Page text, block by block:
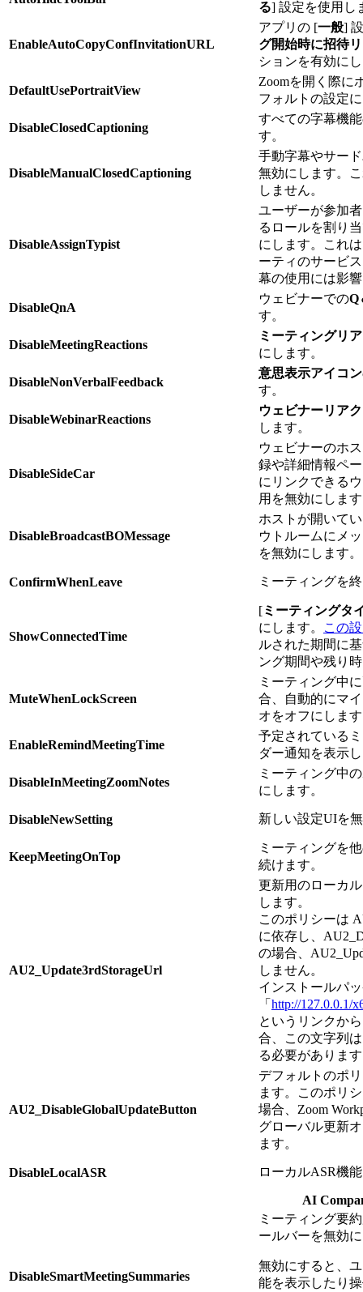
る] 設定を使用し
EnableAutoCopyConfInvitationURL
アプリの [一般]
グ開始時に招待
ションを有効に
DefaultUsePortraitView
Zoomを開く際に
フォルトの設定
DisableClosedCaptioning
すべての字幕機
す。
DisableManualClosedCaptioning
手動字幕やサー
無効にします。
しません。
DisableAssignTypist
ユーザーが参加
るロールを割り
にします。これ
ーティのサービ
幕の使用には影
DisableQnA
ウェビナーでのQ
す。
DisableMeetingReactions
ミーティングリ
にします。
DisableNonVerbalFeedback
意思表示アイコン
す。
DisableWebinarReactions
ウェビナーリア
します。
DisableSideCar
ウェビナーのホ
録や詳細情報ペ
にリンクできる
用を無効にしま
DisableBroadcastBOMessage
ホストが開いて
ウトルームにメ
を無効にします。
ConfirmWhenLeave ミーティングを
ShowConnectedTime
[ミーティングタ
にします。
この
ルされた期間に
ング期間や残り
MuteWhenLockScreen
ミーティング中
合、自動的にマ
オをオフにしま
EnableRemindMeetingTime
予定されている
ダー通知を表示
DisableInMeetingZoomNotes
ミーティング中
にします。
DisableNewSetting 新しい設定UIを
KeepMeetingOnTop
ミーティングを
続けます。
AU2_Update3rdStorageUrl
更新用のローカ
します。
このポリシーは
に依存し、
の場合、
しません。
インストールパ
「 http://127.0.0.1/
というリンクか
合、この文字列
る必要がありま
AU2_DisableGlobalUpdateButton
デフォルトのポ
ます。このポリ
場合、Zoom
グローバル更新
ます。
DisableLocalASR ローカルASR機
AI
DisableSmartMeetingSummaries
ミーティング要
ールバーを無効
無効にすると、
能を表示したり